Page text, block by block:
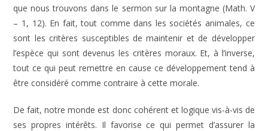
que nous trouvons dans le sermon sur la montagne (Math. V
– 1, 12). En fait, tout comme dans les sociétés animales, ce
sont les critères susceptibles de maintenir et de développer
l’espèce qui sont devenus les critères moraux. Et, à l’inverse,
tout ce qui peut remettre en cause ce développement tend à
être considéré comme contraire à cette morale.
De fait, notre monde est donc cohérent et logique vis-à-vis de
ses propres intérêts. Il favorise ce qui permet d’assurer la